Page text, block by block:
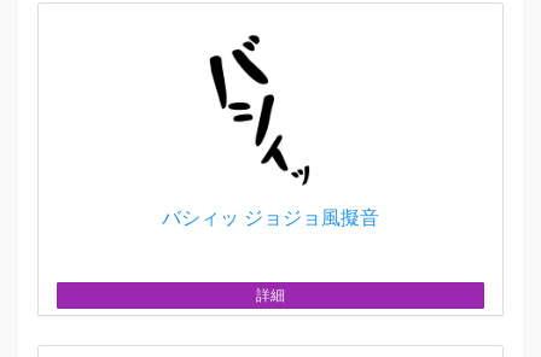
バシィッ ジョジョ風擬音
詳細